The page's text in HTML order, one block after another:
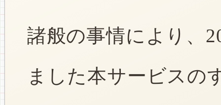
諸般の事情により、
ました本サービスの